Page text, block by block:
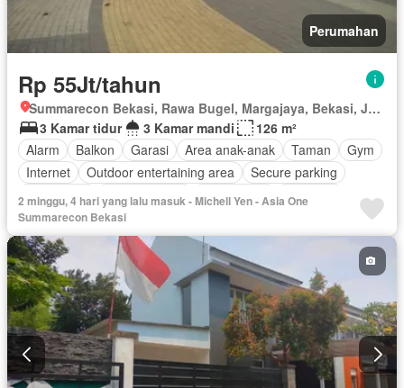
Perumahan
Rp 55Jt/tahun
Summarecon Bekasi, Rawa Bugel, Margajaya, Bekasi, Jawa Barat
3 Kamar tidur
3 Kamar mandi
126 m²
Alarm
Balkon Garasi Area anak-anak Taman
Gym
Internet
Outdoor entertaining area
Secure parking
Keamanan
Kolam renang Kabel video
Halaman
Tanpa perabotan
2 minggu, 4 hari yang lalu masuk - Michell Yen - Asia One
Summarecon Bekasi